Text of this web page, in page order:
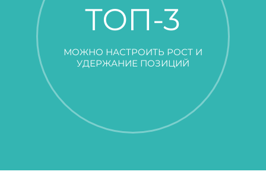
ТОП-3
МОЖНО НАСТРОИТЬ РОСТ И
УДЕРЖАНИЕ ПОЗИЦИЙ